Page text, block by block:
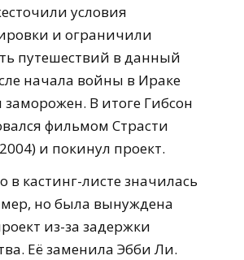
условия
и ограничили
путешествий в данный
начала войны в Ираке
заморожен. В итоге Гибсон
фильмом Страсти
и покинул проект.
в кастинг-листе значилась
но была вынуждена
из-за задержки
Её заменила Эбби Ли.